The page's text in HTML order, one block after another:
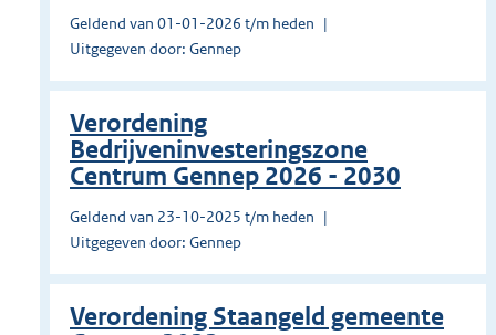
Geldend van 01-01-2026 t/m heden
Uitgegeven door: Gennep
Verordening
Bedrijveninvesteringszone
Centrum Gennep 2026 - 2030
Geldend van 23-10-2025 t/m heden
Uitgegeven door: Gennep
Verordening Staangeld gemeente